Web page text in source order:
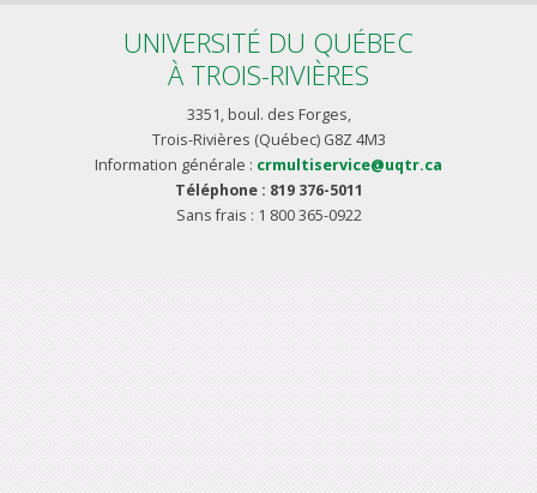
UNIVERSITÉ DU QUÉBEC
À TROIS-RIVIÈRES
3351, boul. des Forges,
Trois-Rivières (Québec) G8Z 4M3
Information générale : crmultiservice@uqtr.ca
Téléphone : 819 376-5011
Sans frais : 1 800 365-0922